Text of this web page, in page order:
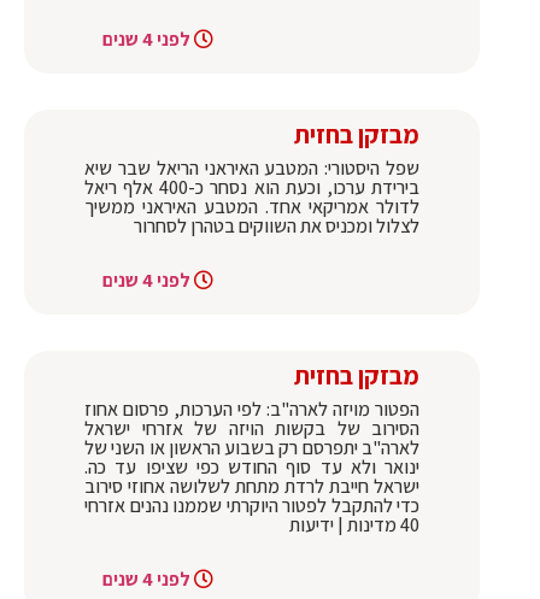
לפני 4 שנים
מבזקן בחזית
שפל היסטורי: המטבע האיראני הריאל שבר שיא
בירידת ערכו, וכעת הוא נסחר כ-400 אלף ריאל
לדולר אמריקאי אחד. המטבע האיראני ממשיך
לצלול ומכניס את השווקים בטהרן לסחרור
לפני 4 שנים
מבזקן בחזית
הפטור מויזה לארה"ב: לפי הערכות, פרסום אחוז
הסירוב של בקשות הויזה של אזרחי ישראל
לארה"ב יתפרסם רק בשבוע הראשון או השני של
ינואר ולא עד סוף החודש כפי שציפו עד כה.
ישראל חייבת לרדת מתחת לשלושה אחוזי סירוב
כדי להתקבל לפטור היוקרתי שממנו נהנים אזרחי
40 מדינות | ידיעות
לפני 4 שנים